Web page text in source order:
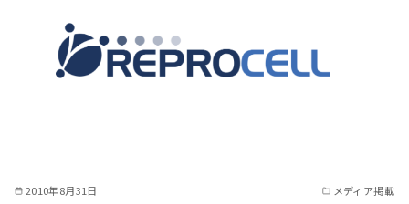
2010年8月31日 メディア掲載